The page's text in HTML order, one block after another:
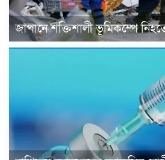
জাপানে শক্তিশালী ভূমিকম্পে